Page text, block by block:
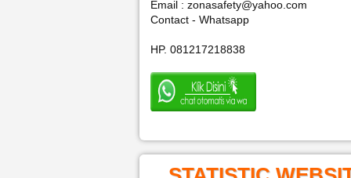
Email : zonasafety@yahoo.com
Contact - Whatsapp
HP. 081217218838